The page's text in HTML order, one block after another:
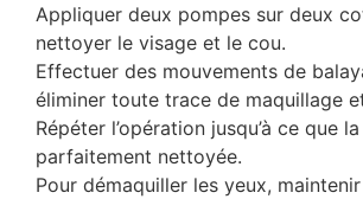
Appliquer deux pompes sur deux
nettoyer le visage et le cou.
Effectuer des mouvements de
éliminer toute trace de maquillage
Répéter l’opération jusqu’à ce que
parfaitement nettoyée.
Pour démaquiller les yeux,